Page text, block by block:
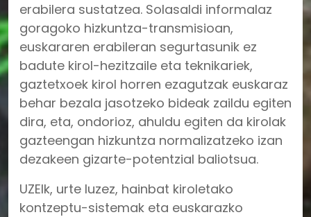
erabilera sustatzea. Solasaldi informalaz
goragoko hizkuntza-transmisioan,
euskararen erabileran segurtasunik ez
badute kirol-hezitzaile eta teknikariek,
gaztetxoek kirol horren ezagutzak euskaraz
behar bezala jasotzeko bideak zaildu egiten
dira, eta, ondorioz, ahuldu egiten da kirolak
gazteengan hizkuntza normalizatzeko izan
dezakeen gizarte-potentzial baliotsua.
UZEIk, urte luzez, hainbat kiroletako
kontzeptu-sistemak eta euskarazko